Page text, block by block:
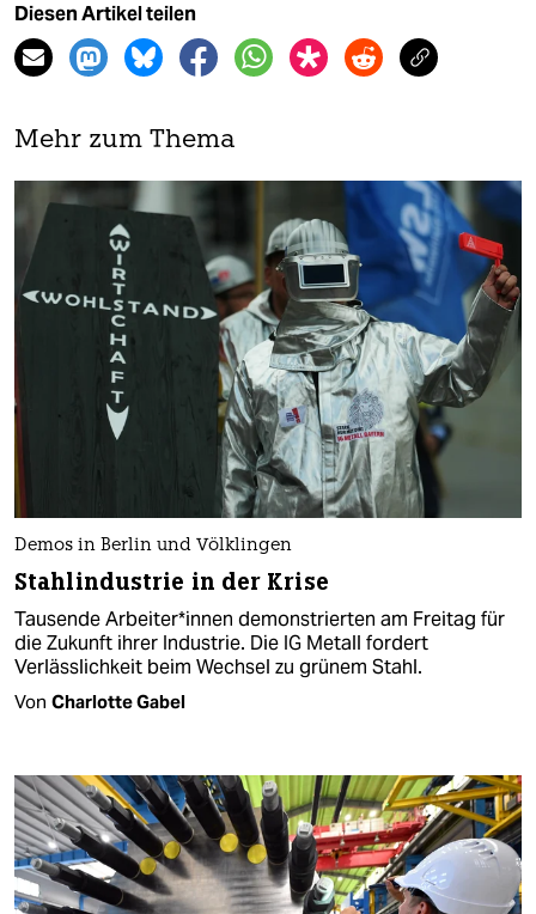
Diesen Artikel teilen
Mehr zum Thema
Demos in Berlin und Völklingen
Stahlindustrie in der Krise
Tausende Arbeiter*in­nen demonstrierten am Freitag für
die Zukunft ihrer Industrie. Die IG Metall fordert
Verlässlichkeit beim Wechsel zu grünem Stahl.
Von Charlotte Gabel